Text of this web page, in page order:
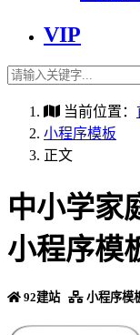
VIP
当前位置：
小程序模板
正文
中小学家
小程序模
92建站 小程序模